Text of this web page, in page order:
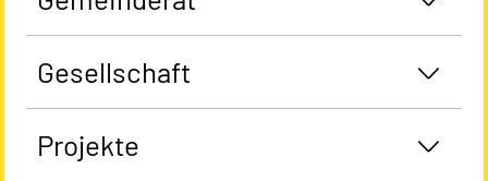
Gesellschaft
Projekte